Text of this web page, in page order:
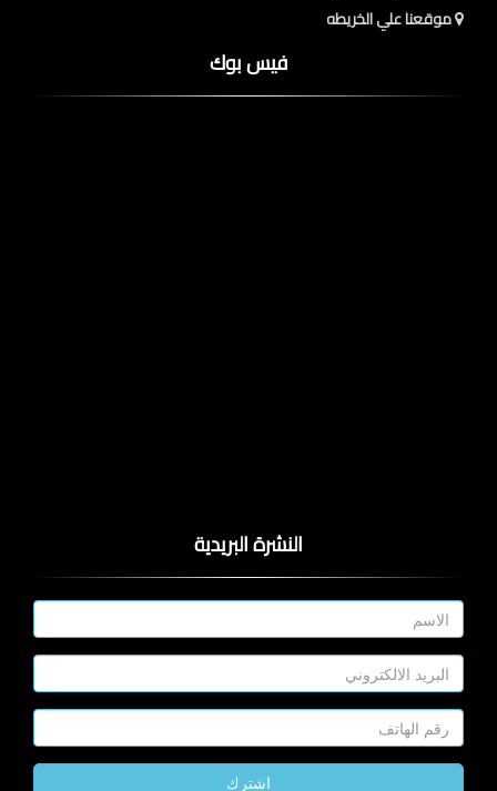
موقعنا علي الخريطه
فيس بوك
النشرة البريدية
اشترك